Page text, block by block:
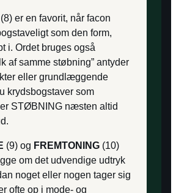
(8) er en favorit, når facon
som den form,
i. Ordet bruges også
af samme støbning” antyder
eller grundlæggende
krydsbogstaver som
STØBNING næsten altid
(9) og FREMTONING (10)
om det udvendige udtryk
noget eller nogen tager sig
ofte op i mode- og